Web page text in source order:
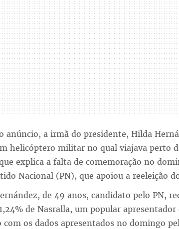
anúncio, a irmã do presidente, Hilda
helicóptero militar no qual viajava perto
explica a falta de comemoração no
Nacional (PN), que apoiou a reeleição
de 49 anos, candidato pelo PN,
de Nasralla, um popular
com os dados apresentados no domingo